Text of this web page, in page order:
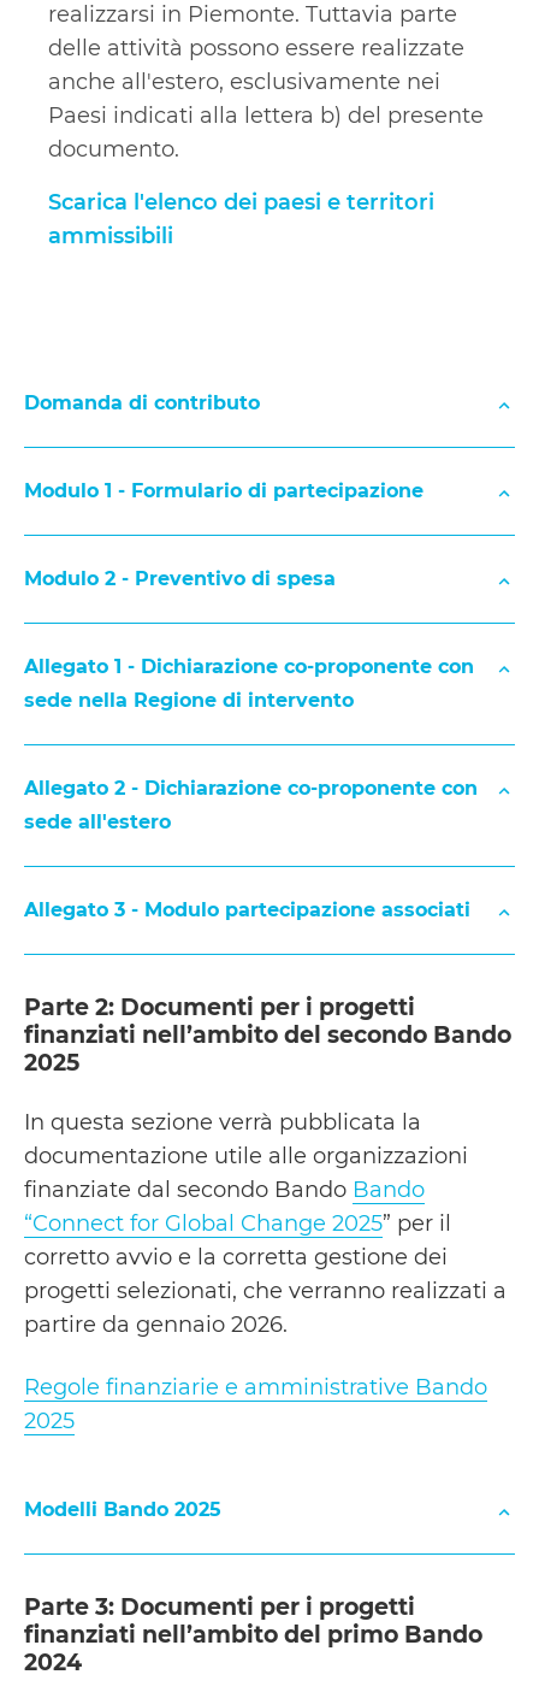
realizzarsi in Piemonte. Tuttavia parte
delle attività possono essere realizzate
anche all'estero, esclusivamente nei
Paesi indicati alla lettera b) del presente
documento.
Scarica l'elenco dei paesi e territori
ammissibili
Domanda di contributo
cop@pec.ongpiemonte.it
Domanda di contributo
Modulo 1 - Formulario di partecipazione
cop@pec.ongpiemonte.it
1)
MODULO 1 – FOMULARIO DI PARTECIPAZIONE
Modulo 2 - Preventivo di spesa
cop@pec.ongpiemonte.it
Preventivo di spesa (Modulo 2)
MODULO 2 – PREVENTIVO DI SPESA
Allegato 1 - Dichiarazione co-proponente con
sede nella Regione di intervento
cop@pec.ongpiemonte.it
Dichiarazione del soggetto co-
proponente con sede nella Regione di
intervento (Allegato 1)
Allegato 2 - Dichiarazione co-proponente con
sede all'estero
paesi e territori ammissibili
cop@pec.ongpiemonte.it
Dichiarazione soggetto co-proponente
con sede all’estero (Allegato 2)
ALLEGATO 2 – DICHIARAZIONE CO-
Allegato 3 - Modulo partecipazione associati
cop@pec.ongpiemonte.it
Modulo partecipazione associati (Allegato
3)
Parte 2: Documenti per i progetti
finanziati nell’ambito del secondo Bando
2025
In questa sezione verrà pubblicata la
documentazione utile alle organizzazioni
finanziate dal secondo Bando Bando
“Connect for Global Change 2025” per il
corretto avvio e la corretta gestione dei
progetti selezionati, che verranno realizzati a
partire da gennaio 2026.
Regole finanziarie e amministrative Bando
2025
Modelli Bando 2025
MODELLO DI REPORT FINANZIARIO
Parte 3: Documenti per i progetti
finanziati nell’ambito del primo Bando
2024